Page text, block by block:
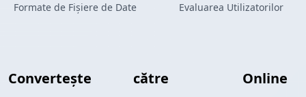
Convertește către Online
Formate de Fișiere de Date Evaluarea Utilizatorilor